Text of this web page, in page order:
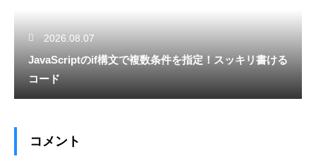
2026.08.07
JavaScriptのif構文で複数条件を指定！スッキリ書ける
コード
コメント